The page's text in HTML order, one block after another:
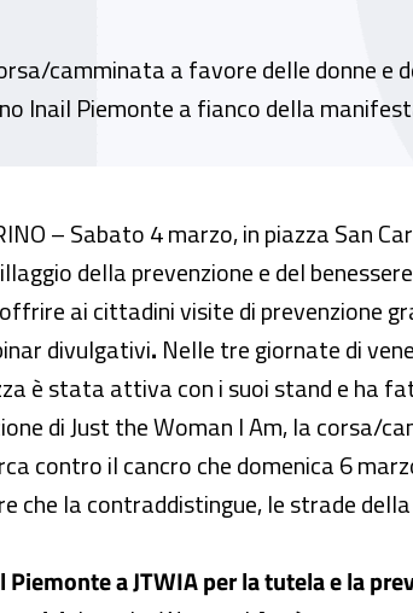
camminata a favore delle donne e
Inail Piemonte a fianco della
il “Villaggio della
– Sabato 4 marzo, in piazza San
della prevenzione e del
ai cittadini visite di prevenzione
divulgativi. Nelle tre giornate di
è stata attiva con i suoi stand e ha
di Just the Woman I Am, la corsa/
contro il cancro che domenica 6
che la contraddistingue, le strade
Piemonte a JTWIA per la tutela e la